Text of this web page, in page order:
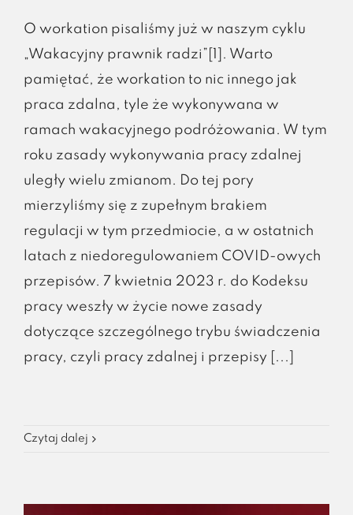
O workation pisaliśmy już w naszym cyklu
„Wakacyjny prawnik radzi”[1]. Warto
pamiętać, że workation to nic innego jak
praca zdalna, tyle że wykonywana w
ramach wakacyjnego podróżowania. W tym
roku zasady wykonywania pracy zdalnej
uległy wielu zmianom. Do tej pory
mierzyliśmy się z zupełnym brakiem
regulacji w tym przedmiocie, a w ostatnich
latach z niedoregulowaniem COVID-owych
przepisów. 7 kwietnia 2023 r. do Kodeksu
pracy weszły w życie nowe zasady
dotyczące szczególnego trybu świadczenia
pracy, czyli pracy zdalnej i przepisy [...]
Czytaj dalej